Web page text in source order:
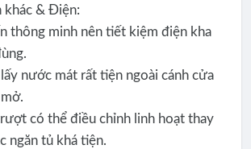
khác & Điện:
thông minh nên tiết kiệm điện kha
nước mát rất tiện ngoài cánh cửa
có thể điều chỉnh linh hoạt thay
ngăn tủ khá tiện.